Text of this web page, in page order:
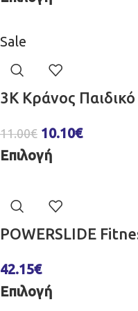
Sale
3K Κράνος
11.00€ 10.10€
Επιλογή
POWERSLIDE
42.15€
Επιλογή